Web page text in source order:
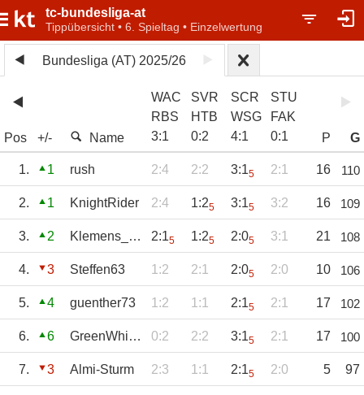
tc-bundesliga-at
Tippübersicht • 6. Spieltag • Einzelwertung
Bundesliga (AT) 2025/26
Pos +/- Name
WAC
RBS
3:1
SVR
HTB
0:2
SCR
WSG
4:1
STU
FAK
0:1 P G
1. 1 rush 2:4 2:2 3:15 2:1 16 110
2. 1 KnightRider 2:4 1:25 3:15 3:2 16 109
3. 2 Klemens_2007 2:15 1:25 2:05 3:1 21 108
4. 3 Steffen63 1:2 2:1 2:05 2:0 10 106
5. 4 guenther73 1:2 1:1 2:15 2:1 17 102
6. 6 GreenWhitePower 0:2 2:2 3:15 2:1 17 100
7. 3 Almi-Sturm 2:3 1:1 2:15 2:0 5 97